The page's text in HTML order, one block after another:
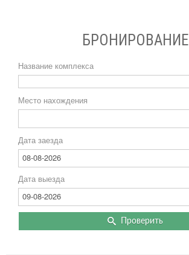
БРОНИРОВАНИЕ
Название комплекса
Место нахождения
Дата заезда
08-08-2026
Дата выезда
09-08-2026
Проверить